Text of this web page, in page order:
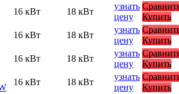
16 кВт 18 кВт
узнать
цену
Купить
16 кВт 18 кВт
узнать
цену
Купить
16 кВт 18 кВт
узнать
цену
Купить
16 кВт 18 кВт
узнать
цену
Купить